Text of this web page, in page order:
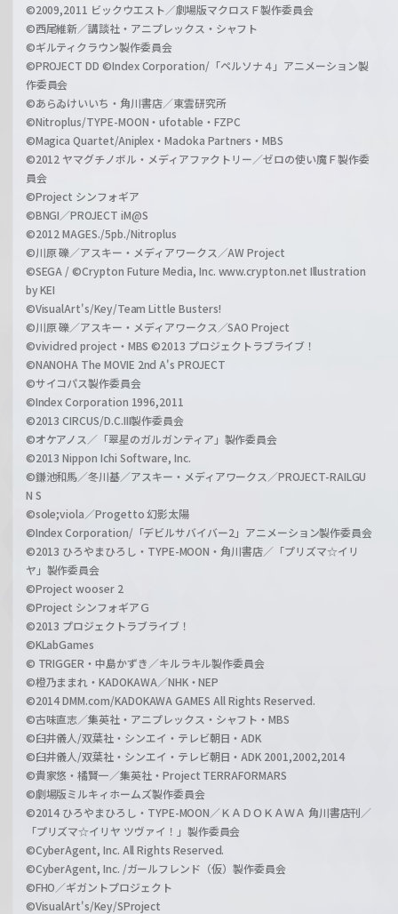
©2009,2011 ビックウエスト／劇場版マクロスＦ製作委員会
©西尾維新／講談社・アニプレックス・シャフト
©ギルティクラウン製作委員会
©PROJECT DD ©Index Corporation/「ペルソナ４」アニメーション製
作委員会
©あらゐけいいち・角川書店／東雲研究所
©Nitroplus/TYPE-MOON・ufotable・FZPC
©Magica Quartet/Aniplex・Madoka Partners・MBS
©2012 ヤマグチノボル・メディアファクトリー／ゼロの使い魔Ｆ製作委
員会
©Project シンフォギア
©BNGI／PROJECT iM@S
©2012 MAGES./5pb./Nitroplus
©川原 礫／アスキー・メディアワークス／AW Project
©SEGA / ©Crypton Future Media, Inc. www.crypton.net Illustration
by KEI
©VisualArt's/Key/Team Little Busters!
©川原 礫／アスキー・メディアワークス／SAO Project
©vividred project・MBS ©2013 プロジェクトラブライブ！
©NANOHA The MOVIE 2nd A's PROJECT
©サイコパス製作委員会
©Index Corporation 1996,2011
©2013 CIRCUS/D.C.III製作委員会
©オケアノス／「翠星のガルガンティア」製作委員会
©2013 Nippon Ichi Software, Inc.
©鎌池和馬／冬川基／アスキー・メディアワークス／PROJECT-RAILGU
N S
©sole;viola／Progetto 幻影太陽
©Index Corporation/「デビルサバイバー2」アニメーション製作委員会
©2013 ひろやまひろし・TYPE-MOON・角川書店／「プリズマ☆イリ
ヤ」製作委員会
©Project wooser 2
©Project シンフォギアＧ
©2013 プロジェクトラブライブ！
©KLabGames
© TRIGGER・中島かずき／キルラキル製作委員会
©橙乃ままれ・KADOKAWA／NHK・NEP
©2014 DMM.com/KADOKAWA GAMES All Rights Reserved.
©古味直志／集英社・アニプレックス・シャフト・MBS
©臼井儀人/双葉社・シンエイ・テレビ朝日・ADK
©臼井儀人/双葉社・シンエイ・テレビ朝日・ADK 2001,2002,2014
©貴家悠・橘賢一／集英社・Project TERRAFORMARS
©劇場版ミルキィホームズ製作委員会
©2014 ひろやまひろし・TYPE-MOON／ＫＡＤＯＫＡＷＡ 角川書店刊／
「プリズマ☆イリヤ ツヴァイ！」製作委員会
©CyberAgent, Inc. All Rights Reserved.
©CyberAgent, Inc. /ガールフレンド（仮）製作委員会
©FHO／ギガントプロジェクト
©VisualArt's/Key/SProject